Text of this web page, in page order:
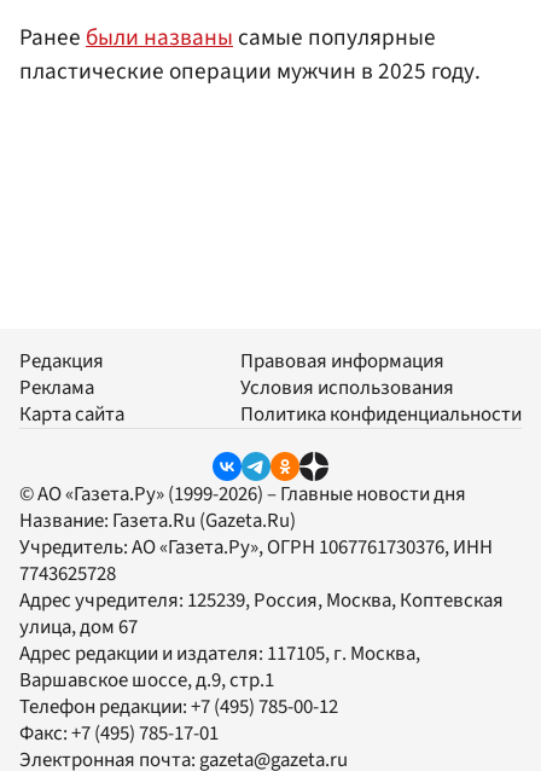
Ранеебыли названысамые популярные
пластические операции мужчин в 2025 году.
Редакция
Реклама
Карта сайта
Правовая информация
Условия использования
Политика конфиденциальности
© АО «Газета.Ру» (1999-2026) – Главные новости дня
Название: Газета.Ru (Gazeta.Ru)
Учредитель:АО «Газета.Ру», ОГРН 1067761730376, ИНН
7743625728
Адрес учредителя: 125239, Россия, Москва, Коптевская
улица, дом 67
Адрес редакции и издателя: 117105, г. Москва,
Варшавское шоссе, д.9, стр.1
Телефон редакции:+7 (495) 785-00-12
Факс:+7 (495) 785-17-01
Электронная почта: gazeta@gazeta.ru